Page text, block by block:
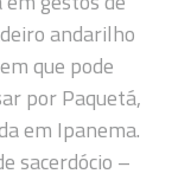
andarilho
que pode
por Paquetá,
em Ipanema.
sacerdócio –